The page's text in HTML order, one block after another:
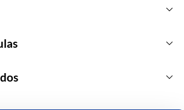
keyboard_arrow_down
keyboard_arrow_down
keyboard_arrow_down